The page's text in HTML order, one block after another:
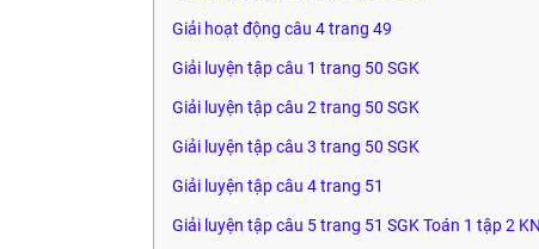
Giải hoạt động câu 4 trang 49
Giải luyện tập câu 1 trang 50 SGK
Giải luyện tập câu 2 trang 50 SGK
Giải luyện tập câu 3 trang 50 SGK
Giải luyện tập câu 4 trang 51
Giải luyện tập câu 5 trang 51 SGK Toán 1 tập 2